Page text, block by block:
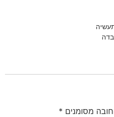
מסומנים *